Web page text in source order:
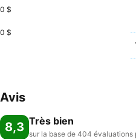
0 $
0 $
Avis
8,3 Très bien
sur la base de 404 évaluations